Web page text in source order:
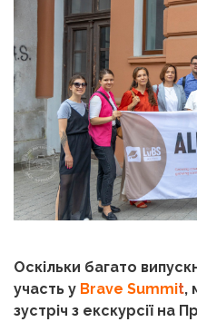
Оскільки багато
участь у Brave Summit,
зустріч з екскурсії на